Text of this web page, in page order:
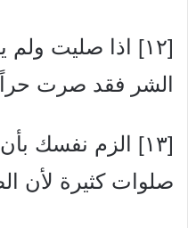
[۱۲] اذا صليت
الشر فقد صرت
[۱۳] الزم نفسك
صلوات كثيرة لأن